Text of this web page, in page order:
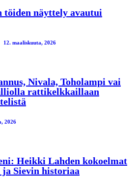
töiden näyttely avautui
12. maaliskuuta, 2026
Nivala, Toholampi vai
rattikelkkaillaan
2026
Heikki Lahden kokoelmat
ja Sievin historiaa